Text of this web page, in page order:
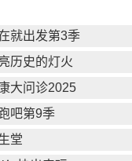
就出发第3季
历史的灯火
大问诊2025
吧第9季
堂